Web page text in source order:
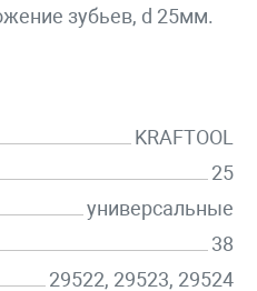
зубьев, d 25мм.
KRAFTOOL
25
универсальные
38
29522, 29523, 29524